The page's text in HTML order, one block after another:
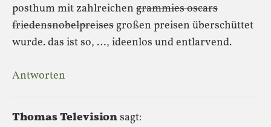
posthum mit zahlreichen grammies oscars
friedensnobelpreises großen preisen überschüttet
wurde. das ist so, …, ideenlos und entlarvend.
Antworten
Thomas Televisionsagt: